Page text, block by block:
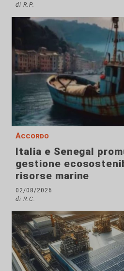
di R.P.
Accordo
Italia e Senegal
gestione
risorse marine
02/08/2026
di R.C.